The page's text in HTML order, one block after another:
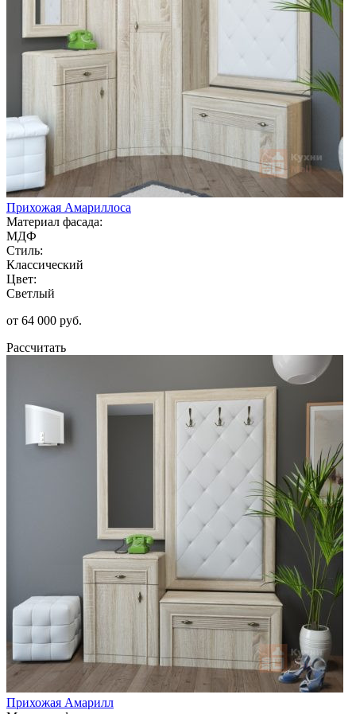
Прихожая Амариллоса
Материал фасада:
МДФ
Стиль:
Классический
Цвет:
Светлый
от 64 000 руб.
Рассчитать
Прихожая Амарилл